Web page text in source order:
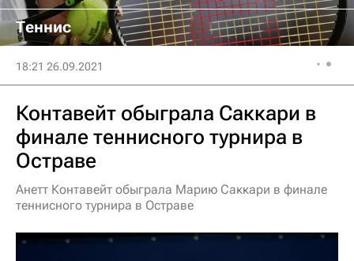
Теннис
18:21 26.09.2021
Контавейт обыграла Саккари в
финале теннисного турнира в
Остраве
Анетт Контавейт обыграла Марию Саккари в финале
теннисного турнира в Остраве